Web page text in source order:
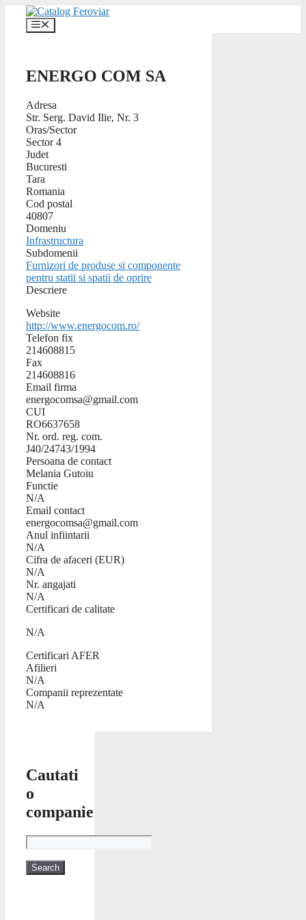
content
Menu
ENERGO COM SA
Adresa
Str. Serg. David Ilie, Nr. 3
Oras/Sector
Sector 4
Judet
Bucuresti
Tara
Romania
Cod postal
40807
Domeniu
Infrastructura
Subdomenii
Furnizori de produse si componente
pentru statii si spatii de oprire
Descriere
Website
http://www.energocom.ro/
Telefon fix
214608815
Fax
214608816
Email firma
energocomsa@gmail.com
CUI
RO6637658
Nr. ord. reg. com.
J40/24743/1994
Persoana de contact
Melania Gutoiu
Functie
N/A
Email contact
energocomsa@gmail.com
Anul infiintarii
N/A
Cifra de afaceri (EUR)
N/A
Nr. angajati
N/A
Certificari de calitate
N/A
Certificari AFER
Afilieri
N/A
Companii reprezentate
N/A
Cautati
o
companie